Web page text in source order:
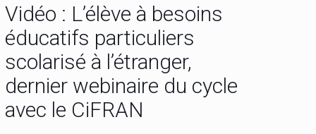
Vidéo : L’élève à besoins
éducatifs particuliers
scolarisé à l’étranger,
dernier webinaire du cycle
avec le CiFRAN